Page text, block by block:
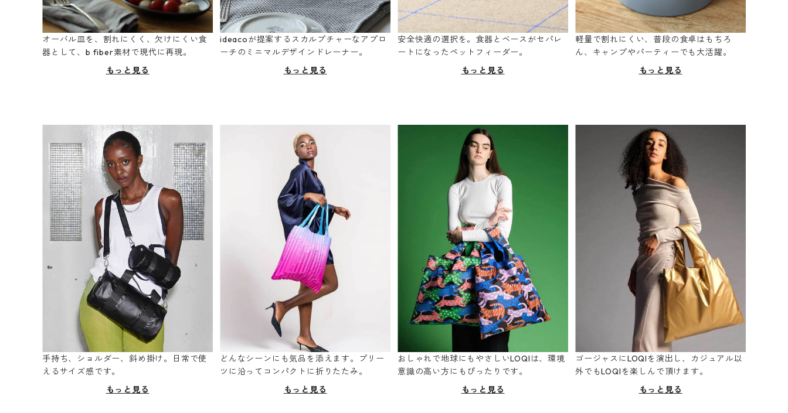
オーバル皿を、割れにくく、欠けにくい食
器として、b fiber素材で現代に再現。
もっと見る
ideacoが提案するスカルプチャーなアプロ
ーチのミニマルデザインドレーナー。
もっと見る
安全快適の選択を。食器とベースがセパレ
ートになったペットフィーダー。
もっと見る
軽量で割れにくい、普段の食卓はもちろ
ん、キャンプやパーティーでも大活躍。
もっと見る
手持ち、ショルダー、斜め掛け。日常で使
えるサイズ感です。
もっと見る
どんなシーンにも気品を添えます。プリー
ツに沿ってコンパクトに折りたたみ。
もっと見る
おしゃれで地球にもやさしいLOQIは、環境
意識の高い方にもぴったりです。
もっと見る
ゴージャスにLOQIを演出し、カジュアル以
外でもLOQIを楽しんで頂けます。
もっと見る